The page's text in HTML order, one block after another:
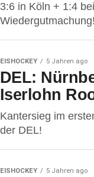
3:6 in Köln + 1:4
Wiedergutmachung!
EISHOCKEY 5 Jahren ago
DEL:
Iserlohn
Kantersieg im
der DEL!
EISHOCKEY 5 Jahren ago